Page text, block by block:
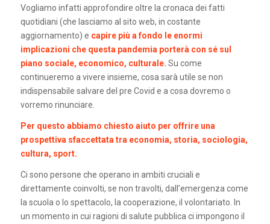
Vogliamo infatti approfondire oltre la cronaca dei fatti
quotidiani (che lasciamo al sito web, in costante
aggiornamento) e capire più a fondo le enormi
implicazioni che questa pandemia porterà con sé sul
piano sociale, economico, culturale. Su come
continueremo a vivere insieme, cosa sarà utile se non
indispensabile salvare del pre Covid e a cosa dovremo o
vorremo rinunciare.
Per questo abbiamo chiesto aiuto per offrire una
prospettiva sfaccettata tra economia, storia, sociologia,
cultura, sport.
Ci sono persone che operano in ambiti cruciali e
direttamente coinvolti, se non travolti, dall’emergenza come
la scuola o lo spettacolo, la cooperazione, il volontariato. In
un momento in cui ragioni di salute pubblica ci impongono il